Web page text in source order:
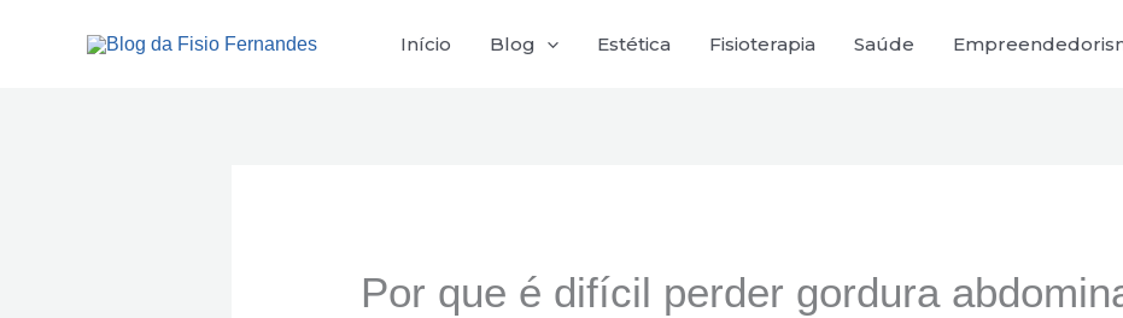
Início Blog Estética Fisioterapia Saúde
Por que é difícil perder gordura